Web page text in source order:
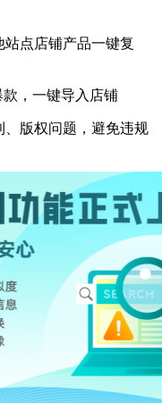
点店铺产品一键复
，一键导入店铺
版权问题，避免违规